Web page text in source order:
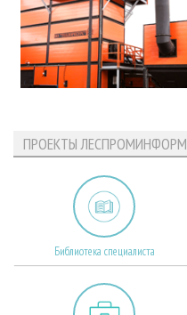
ПРОЕКТЫ ЛЕСПРОМИНФОРМ
Библиотека специалиста